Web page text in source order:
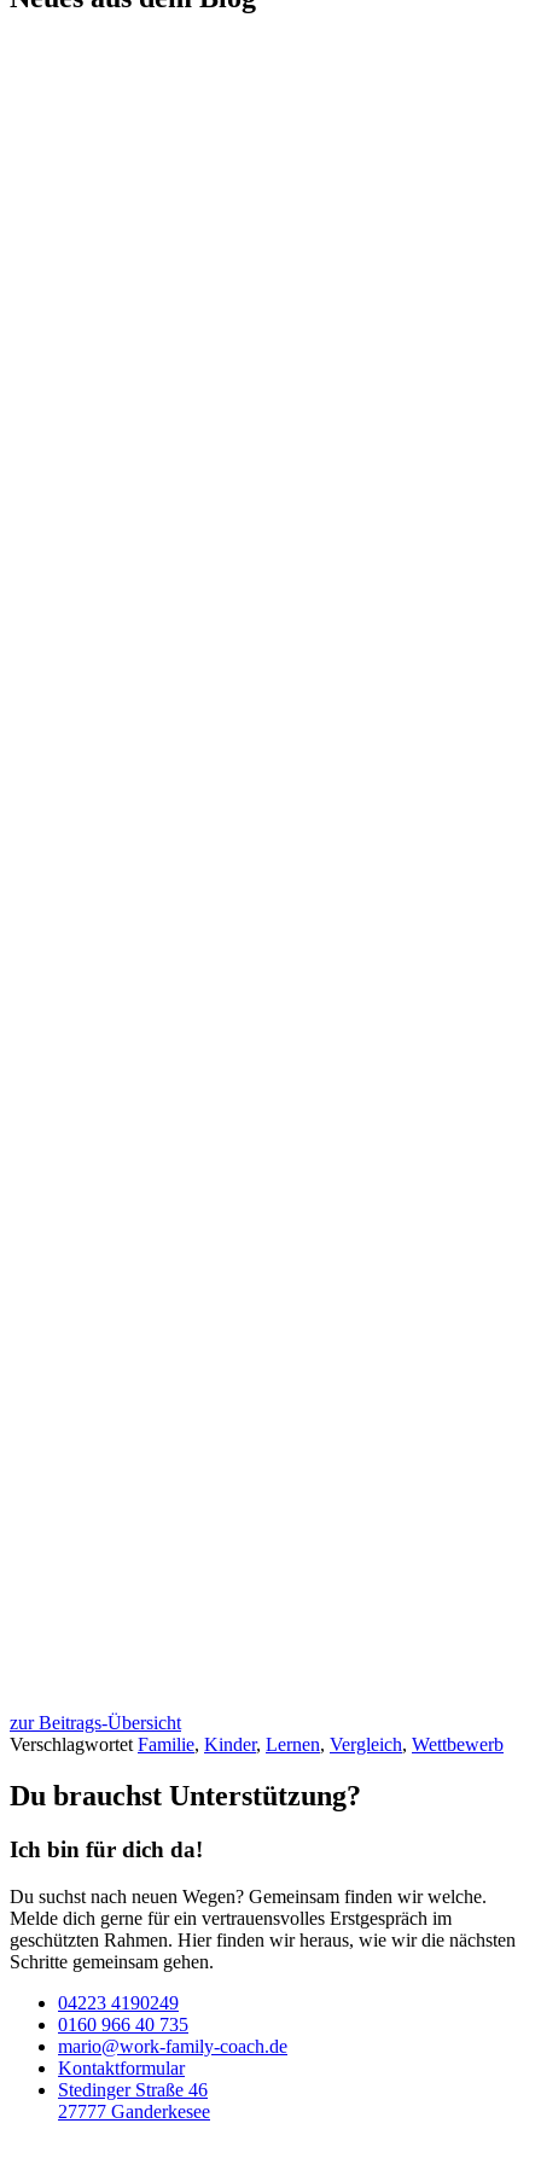
zur Beitrags-Übersicht
Verschlagwortet Familie, Kinder, Lernen, Vergleich, Wettbewerb
Du brauchst Unterstützung?
Ich bin für dich da!
Du suchst nach neuen Wegen? Gemeinsam finden wir welche.
Melde dich gerne für ein vertrauensvolles Erstgespräch im
geschützten Rahmen. Hier finden wir heraus, wie wir die nächsten
Schritte gemeinsam gehen.
04223 4190249
0160 966 40 735
mario@work-family-coach.de
Kontaktformular
Stedinger Straße 46
27777 Ganderkesee